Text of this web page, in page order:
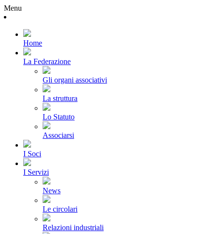
Menu
Home
La Federazione
Gli organi associativi
La struttura
Lo Statuto
Associarsi
I Soci
I Servizi
News
Le circolari
Relazioni industriali